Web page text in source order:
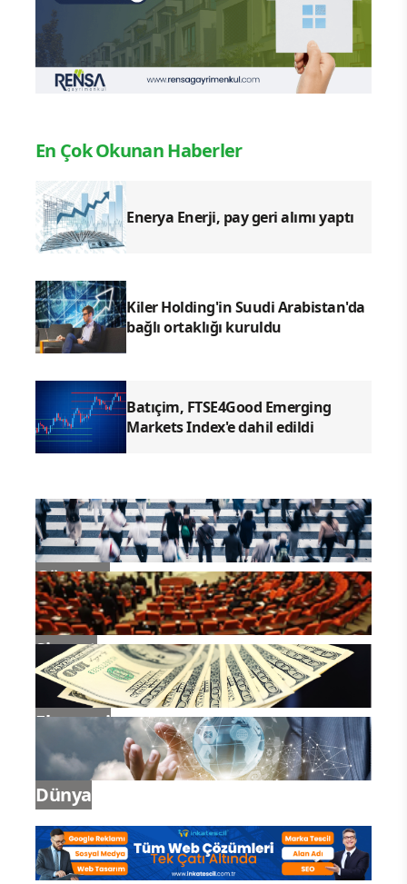
En Çok Okunan Haberler
Enerya Enerji, pay geri alımı yaptı
Kiler Holding'in Suudi Arabistan'da
bağlı ortaklığı kuruldu
Batıçim, FTSE4Good Emerging
Markets Index'e dahil edildi
Gündem
Siyaset
Ekonomi
Dünya